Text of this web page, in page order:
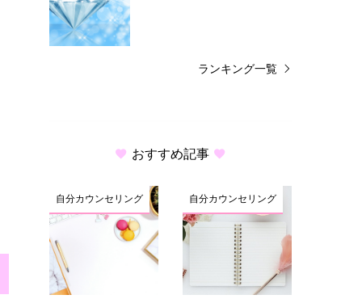
ランキング一覧
おすすめ記事
自分カウンセリング 自分カウンセリング